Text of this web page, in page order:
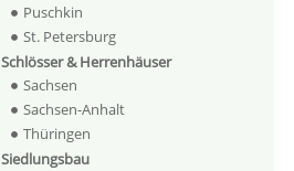
Puschkin
St. Petersburg
Schlösser & Herrenhäuser
Sachsen
Sachsen-Anhalt
Thüringen
Siedlungsbau